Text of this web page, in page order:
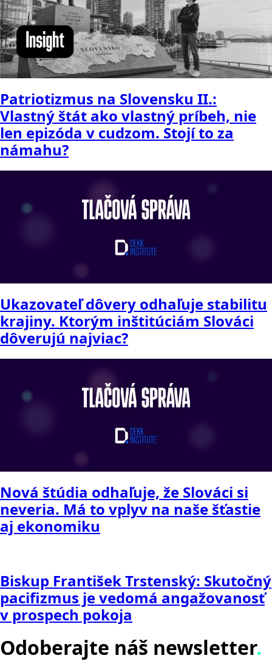
Patriotizmus na Slovensku II.:
Vlastný štát ako vlastný príbeh, nie
len epizóda v cudzom. Stojí to za
námahu?
Ukazovateľ dôvery odhaľuje stabilitu
krajiny. Ktorým inštitúciám Slováci
dôverujú najviac?
Nová štúdia odhaľuje, že Slováci si
neveria. Má to vplyv na naše šťastie
aj ekonomiku
Biskup František Trstenský: Skutočný
pacifizmus je vedomá angažovanosť
v prospech pokoja
Odoberajte náš newsletter.